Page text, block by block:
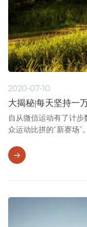
2020-07-10
大揭秘|每天坚持一
自从微信运动有了计
众运动比拼的“新赛场”。 相信很多人都会感慨，自己的朋友圈里面
么，“日行万步”对健康
法更加高效？